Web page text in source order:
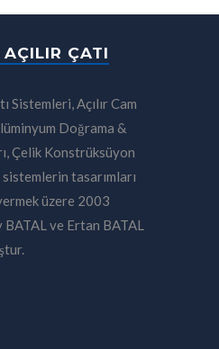
AÇILIR ÇATI
Sistemleri, Açılır Cam
Doğrama &
Çelik Konstrüksüyon
tasarımları
üzere 2003
BATAL ve Ertan BATAL